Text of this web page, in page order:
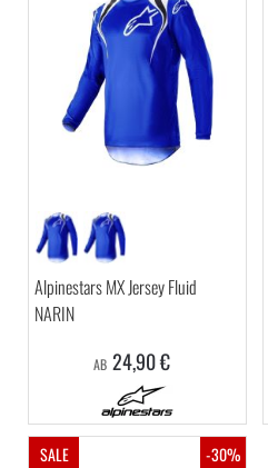
Alpinestars MX Jersey Fluid
NARIN
AB 24,90 €
SALE -30%